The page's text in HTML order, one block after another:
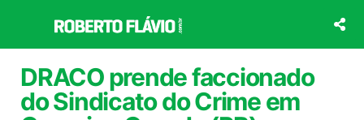
o
conteúdo
DRACO prende faccionado
do Sindicato do Crime em